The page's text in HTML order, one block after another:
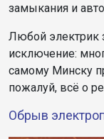
замыкания и
Любой электрик
исключение:
самому Минску
пожалуй, всё о
Обрыв